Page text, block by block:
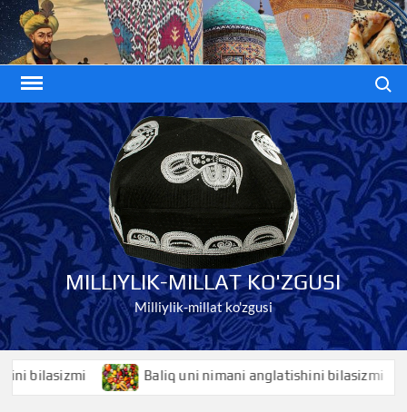
Skip
to
content
MILLIYLIK-MILLAT KO'ZGUSI
Milliylik-millat ko'zgusi
Baliq uni nimani anglatishini bilasizmi